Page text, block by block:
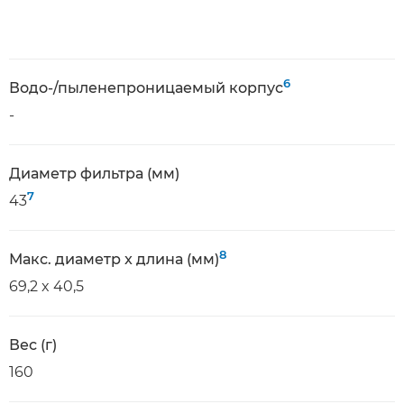
Водо-/пыленепроницаемый корпус6
-
Диаметр фильтра (мм)
437
Макс. диаметр x длина (мм)8
69,2 x 40,5
Вес (г)
160